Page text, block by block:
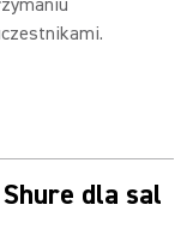
dla sal